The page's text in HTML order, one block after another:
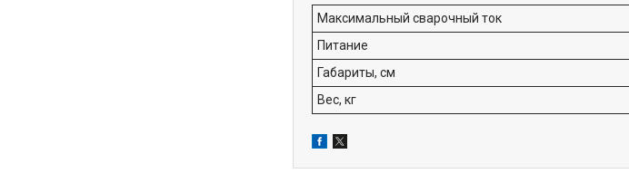
Максимальный сварочный ток
Питание
Габариты, см
Вес, кг